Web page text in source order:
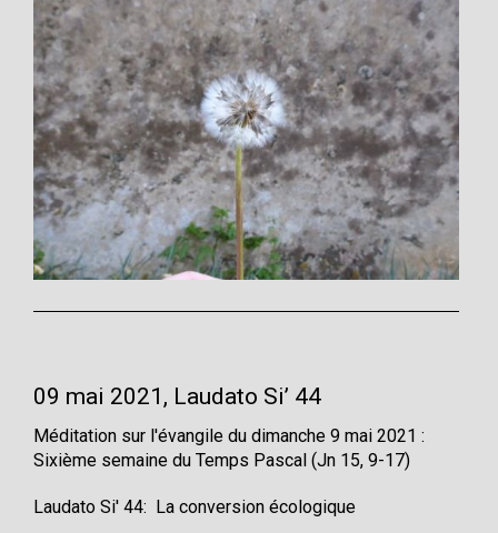
09 mai 2021, Laudato Si’ 44
Méditation sur l'évangile du dimanche 9 mai 2021 :
Sixième semaine du Temps Pascal (Jn 15, 9-17)
Laudato Si' 44: La conversion écologique